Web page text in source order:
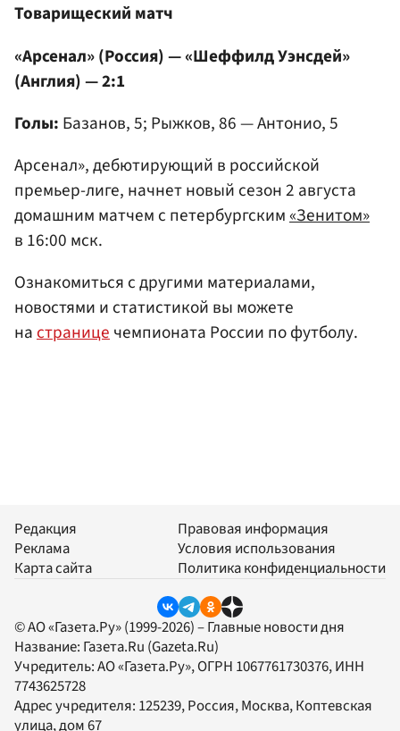
Товарищеский матч
«Арсенал» (Россия) — «Шеффилд Уэнсдей»
(Англия) — 2:1
Голы: Базанов, 5; Рыжков, 86 — Антонио, 5
Арсенал», дебютирующий в российской
премьер-лиге, начнет новый сезон 2 августа
домашним матчем с петербургским«Зенитом»
в 16:00 мск.
Ознакомиться с другими материалами,
новостями и статистикой вы можете
настраницечемпионата России по футболу.
Редакция
Реклама
Карта сайта
Правовая информация
Условия использования
Политика конфиденциальности
© АО «Газета.Ру» (1999-2026) – Главные новости дня
Название: Газета.Ru (Gazeta.Ru)
Учредитель:АО «Газета.Ру», ОГРН 1067761730376, ИНН
7743625728
Адрес учредителя: 125239, Россия, Москва, Коптевская
улица, дом 67